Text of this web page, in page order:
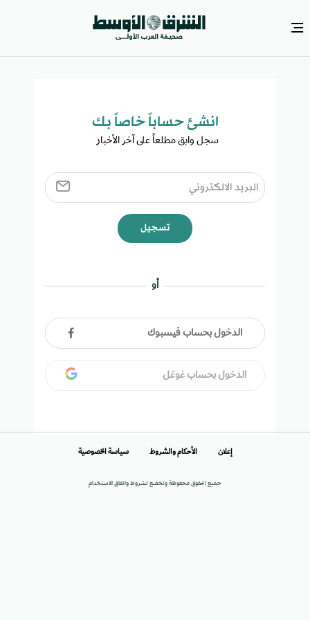
انشئ حساباً خاصاً بك​
سجل وابق مطلعاً على آخر الأخبار ​
تسجيل
أو
الدخول بحساب فيسبوك
الدخول بحساب غوغل
جميع الحقوق محفوظة وتخضع لشروط واتفاق الاستخدام
إعلان الأحكام والشروط سياسة الخصوصية